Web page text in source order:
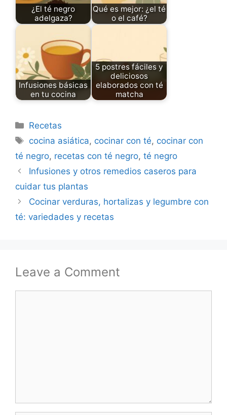
¿El té negro
adelgaza?
Qué es mejor: ¿el té
o el café?
Infusiones básicas
en tu cocina
5 postres fáciles y
deliciosos
elaborados con té
matcha
Categories
Recetas
Tags
cocina asiática, cocinar con té, cocinar con
té negro, recetas con té negro, té negro
Infusiones y otros remedios caseros para
cuidar tus plantas
Cocinar verduras, hortalizas y legumbre con
té: variedades y recetas
Leave a Comment